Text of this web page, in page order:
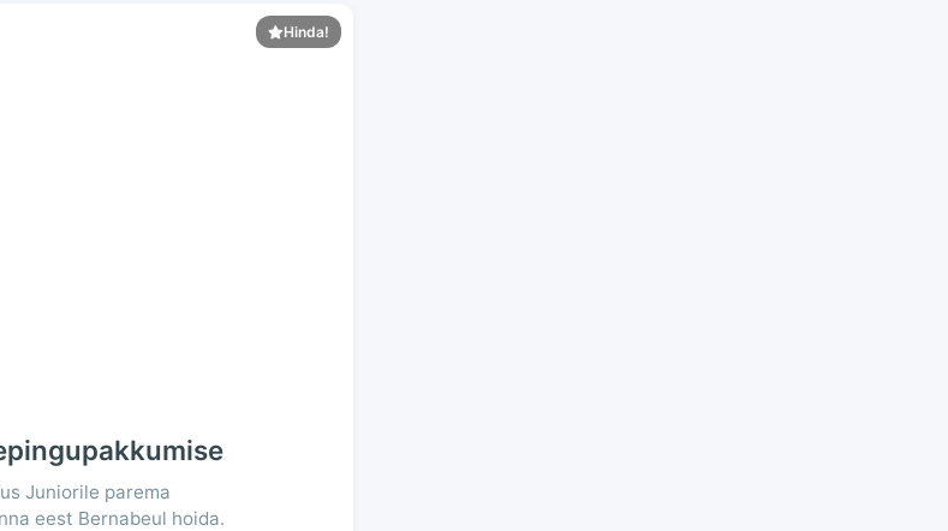
Hinda!
Juniorile parema
eest Bernabeul hoida.